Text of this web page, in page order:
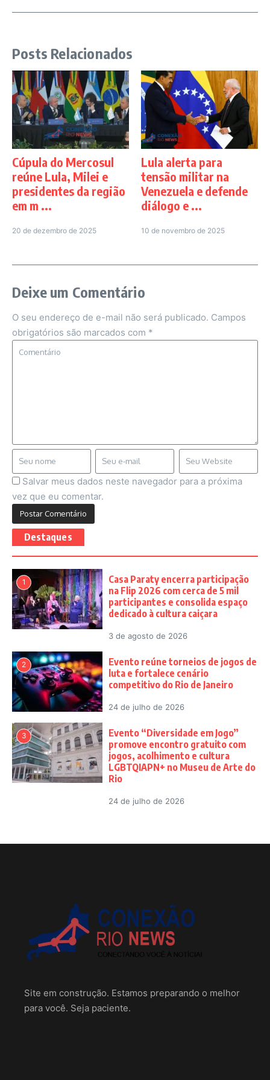
Posts Relacionados
Cúpula do Mercosul
reúne Lula, Milei e
presidentes da região
em m ...
20 de dezembro de 2025
Lula alerta para
tensão militar na
Venezuela e defende
diálogo e ...
10 de novembro de 2025
Deixe um Comentário
O seu endereço de e-mail não será publicado. Campos
obrigatórios são marcados com *
Salvar meus dados neste navegador para a próxima
vez que eu comentar.
Destaques
1
Casa Paraty encerra participação
na Flip 2026 com cerca de 5 mil
participantes e consolida espaço
dedicado à cultura caiçara
3 de agosto de 2026
2
Evento reúne torneios de jogos de
luta e fortalece cenário
competitivo do Rio de Janeiro
24 de julho de 2026
3
Evento “Diversidade em Jogo”
promove encontro gratuito com
jogos, acolhimento e cultura
LGBTQIAPN+ no Museu de Arte do
Rio
24 de julho de 2026
Site em construção. Estamos preparando o melhor
para você. Seja paciente.